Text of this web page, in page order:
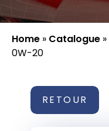
Home » Catalogue »
0W-20
RETOUR